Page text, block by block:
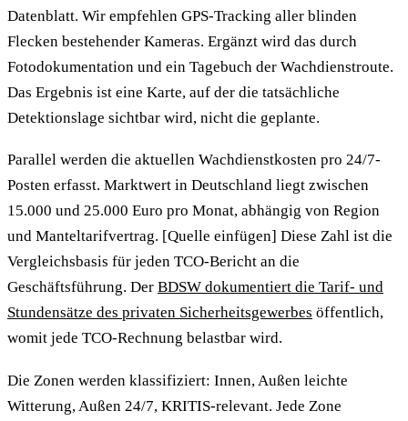
Datenblatt. Wir empfehlen GPS-Tracking aller blinden
Flecken bestehender Kameras. Ergänzt wird das durch
Fotodokumentation und ein Tagebuch der Wachdienstroute.
Das Ergebnis ist eine Karte, auf der die tatsächliche
Detektionslage sichtbar wird, nicht die geplante.
Parallel werden die aktuellen Wachdienstkosten pro 24/7-
Posten erfasst. Marktwert in Deutschland liegt zwischen
15.000 und 25.000 Euro pro Monat, abhängig von Region
und Manteltarifvertrag. [Quelle einfügen] Diese Zahl ist die
Vergleichsbasis für jeden TCO-Bericht an die
Geschäftsführung. Der BDSW dokumentiert die Tarif- und
Stundensätze des privaten Sicherheitsgewerbes öffentlich,
womit jede TCO-Rechnung belastbar wird.
Die Zonen werden klassifiziert: Innen, Außen leichte
Witterung, Außen 24/7, KRITIS-relevant. Jede Zone